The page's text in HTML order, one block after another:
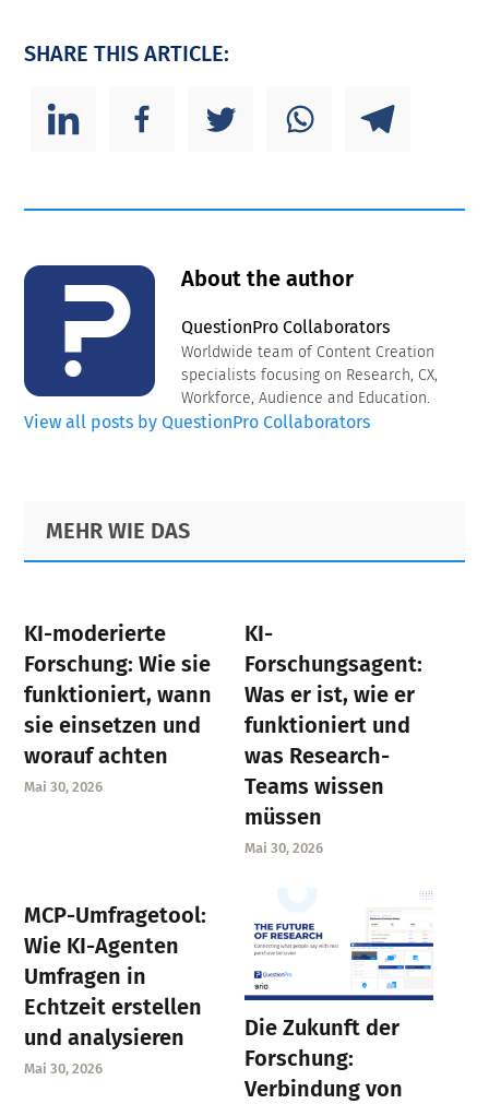
SHARE THIS ARTICLE:
About the author
QuestionPro Collaborators
Worldwide team of Content Creation
specialists focusing on Research, CX,
Workforce, Audience and Education.
View all posts by QuestionPro Collaborators
Primary
Sidebar
Footer
MEHR WIE DAS
KI-moderierte
Forschung: Wie sie
funktioniert, wann
sie einsetzen und
worauf achten
Mai 30, 2026
KI-
Forschungsagent:
Was er ist, wie er
funktioniert und
was Research-
Teams wissen
müssen
Mai 30, 2026
MCP-Umfragetool:
Wie KI-Agenten
Umfragen in
Echtzeit erstellen
und analysieren
Mai 30, 2026
Die Zukunft der
Forschung:
Verbindung von